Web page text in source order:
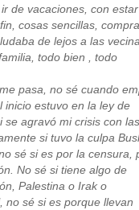
de vacaciones, con
cosas sencillas,
de lejos a las
todo bien , todo
pasa, no sé cuando
inicio estuvo en la ley de
se agravó mi crisis con
si tuvo la culpa
sé si es por la censura,
No sé si tiene algo de
Palestina o Irak o
no sé si es porque llevan